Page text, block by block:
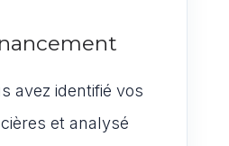
avez identifié vos
et analysé